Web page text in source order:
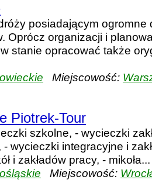
posiadającym ogromne
Oprócz organizacji i
stanie opracować także
Miejscowość:
Piotrek-Tour
szkolne, - wycieczki
- wycieczki integracyjne i
i zakładów pracy, - mikoła...
Miejscowość: